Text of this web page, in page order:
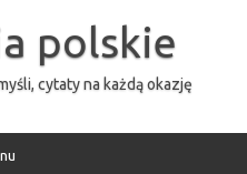
polskie
cytaty na każdą okazję